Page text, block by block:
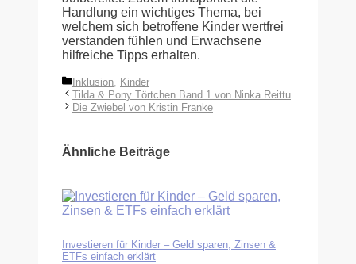
Handlung ein wichtiges Thema, bei
welchem sich betroffene Kinder wertfrei
verstanden fühlen und Erwachsene
hilfreiche Tipps erhalten.
Kategorien
Inklusion, Kinder
Tilda & Pony Törtchen Band 1 von Ninka Reittu
Die Zwiebel von Kristin Franke
Ähnliche Beiträge
Investieren für Kinder – Geld sparen, Zinsen &
ETFs einfach erklärt